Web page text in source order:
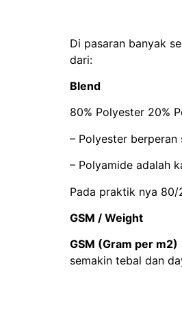
Di pasaran banyak
dari:
Blend
80% Polyester 20%
– Polyester
– Polyamide adalah
Pada praktik nya
GSM / Weight
GSM (Gram per m2)
semakin tebal dan